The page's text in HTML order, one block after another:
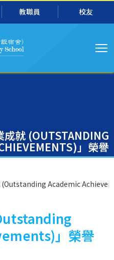
教職員 校友
成就 (OUTSTANDING
」榮譽
(Outstanding Academic
」榮譽